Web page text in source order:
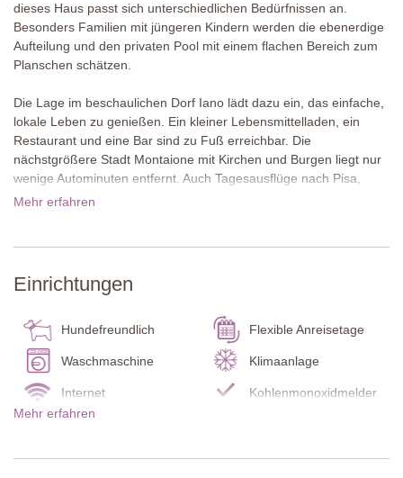
dieses Haus passt sich unterschiedlichen Bedürfnissen an.
Besonders Familien mit jüngeren Kindern werden die ebenerdige
Aufteilung und den privaten Pool mit einem flachen Bereich zum
Planschen schätzen.
Die Lage im beschaulichen Dorf Iano lädt dazu ein, das einfache,
lokale Leben zu genießen. Ein kleiner Lebensmittelladen, ein
Restaurant und eine Bar sind zu Fuß erreichbar. Die
nächstgrößere Stadt Montaione mit Kirchen und Burgen liegt nur
wenige Autominuten entfernt. Auch Tagesausflüge nach Pisa,
Siena und in die Weinregion Chianti bieten sich von hier aus ideal
Das Ferienhaus wurde aus Ziegelstein gebaut und ist teilweise
dem Zitronenbäume in Terrakottatöpfen und blühende Pflanzen
Privatsphäre, während der umzäunte Pool zusätzliche Sicherheit
für Familien bietet. Unter einem Pavillon steht ein großer Esstisch
für Mahlzeiten im Freien bereit. Weitere kleine Sitzbereiche
verteilen sich rund ums Ferienhaus.
Alle Wohnräume befinden sich im Erdgeschoss. Eine Treppe, die
Ende mit einem Schutzgitter gesichert, um die Sicherheit kleiner
Mehr erfahren
Einrichtungen
Hundefreundlich Flexible Anreisetage
Waschmaschine Klimaanlage
Internet Kohlenmonoxidmelder
Rauchmelder
Mehr erfahren